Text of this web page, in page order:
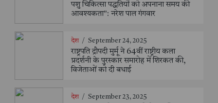
पशु चिकित्सा पद्धतियों को अपनाना समय की
आवश्यकता": नरेश पाल गंगवार
देश / September 24, 2025
राष्ट्रपति द्रौपदी मुर्मू ने 64वीं राष्ट्रीय कला
प्रदर्शनी के पुरस्कार समारोह में शिरकत की,
विजेताओं को दी बधाई
देश / September 23, 2025